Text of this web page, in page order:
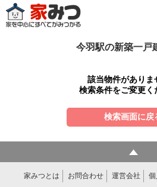
今羽駅の新築一戸
該当物件がありま
検索条件をご変更く
検索画面に戻
家みつとは お問合わせ 運営会社